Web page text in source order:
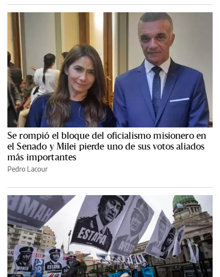
Se rompió el bloque del oficialismo misionero en
el Senado y Milei pierde uno de sus votos aliados
más importantes
Pedro Lacour